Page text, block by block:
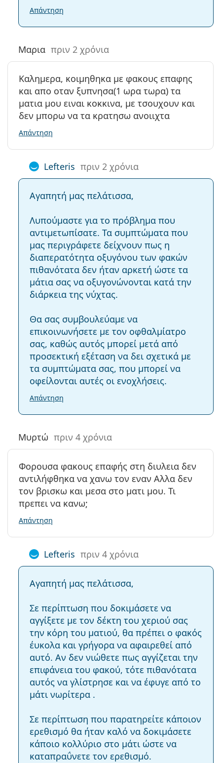
Απάντηση
Μαρια πριν 2 χρόνια
Καλημερα, κοιμηθηκα με φακους επαφης
και απο οταν ξυπνησα(1 ωρα τωρα) τα
ματια μου ειναι κοκκινα, με τσουχουν και
δεν μπορω να τα κρατησω ανοιιχτα
Απάντηση
Lefteris πριν 2 χρόνια
Αγαπητή μας πελάτισσα,
Λυπούμαστε για το πρόβλημα που
αντιμετωπίσατε. Τα συμπτώματα που
μας περιγράφετε δείχνουν πως η
διαπερατότητα οξυγόνου των φακών
πιθανότατα δεν ήταν αρκετή ώστε τα
μάτια σας να οξυγονώνονται κατά την
διάρκεια της νύχτας.
Θα σας συμβουλεύαμε να
επικοινωνήσετε με τον οφθαλμίατρο
σας, καθώς αυτός μπορεί μετά από
προσεκτική εξέταση να δει σχετικά με
τα συμπτώματα σας, που μπορεί να
οφείλονται αυτές οι ενοχλήσεις.
Απάντηση
Μυρτώ πριν 4 χρόνια
Φορουσα φακους επαφής στη διυλεια δεν
αντιλήφθηκα να χανω τον εναν Αλλα δεν
τον βρισκω και μεσα στο ματι μου. Τι
πρεπει να κανω;
Απάντηση
Lefteris πριν 4 χρόνια
Αγαπητή μας πελάτισσα,
Σε περίπτωση που δοκιμάσετε να
αγγίξετε με τον δέκτη του χεριού σας
την κόρη του ματιού, θα πρέπει ο φακός
έυκολα και γρήγορα να αφαιρεθεί από
αυτό. Αν δεν νιώθετε πως αγγίζεται την
επιφάνεια του φακού, τότε πιθανότατα
αυτός να γλίστρησε και να έφυγε από το
μάτι νωρίτερα .
Σε περίπτωση που παρατηρείτε κάποιον
ερεθισμό θα ήταν καλό να δοκιμάσετε
κάποιο κολλύριο στο μάτι ώστε να
καταπραΰνετε τον ερεθισμό.